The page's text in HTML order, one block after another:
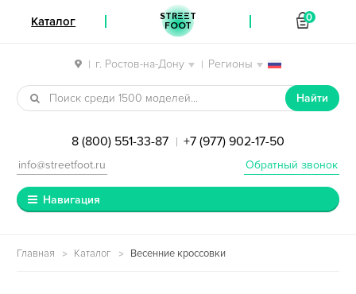
| г. Ростов-на-Дону | Регионы
Перейти к навигации
Перейти к содержимому
Найти
8 (800) 551-33-87 | +7 (977) 902-17-50
Обратный звонок
info@streetfoot.ru
Навигация
Главная Каталог Весенние кроссовки
Каталог STREET
FOOT
0